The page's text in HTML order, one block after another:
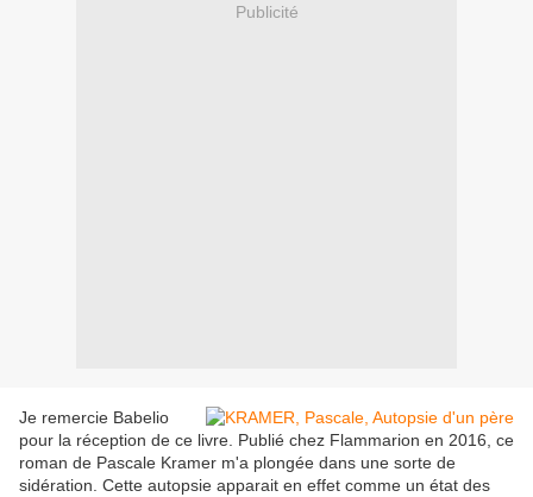
Publicité
Je remercie Babelio
pour la réception de ce livre. Publié chez Flammarion en 2016, ce
roman de Pascale Kramer m'a plongée dans une sorte de
sidération. Cette autopsie apparait en effet comme un état des